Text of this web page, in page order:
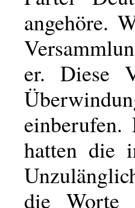
angehöre.
er. Diese
hatten die
die Worte